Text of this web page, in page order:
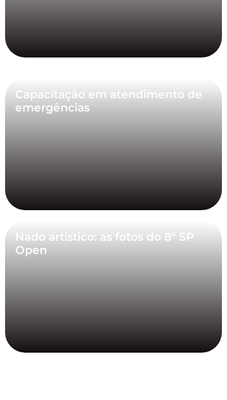
Capacitação em atendimento de
emergências
Nado artístico: as fotos do 8º SP
Open